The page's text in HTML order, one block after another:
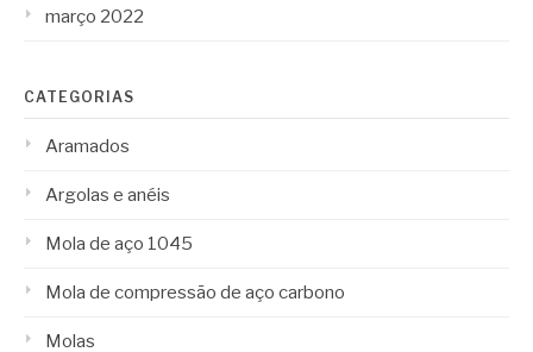
março 2022
CATEGORIAS
Aramados
Argolas e anéis
Mola de aço 1045
Mola de compressão de aço carbono
Molas